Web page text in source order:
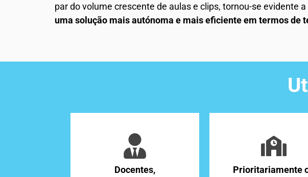
par do volume crescente de aulas e clips, tornou-se evidente a
uma solução mais autónoma e mais eficiente em termos de
Docentes,
Prioritariamente